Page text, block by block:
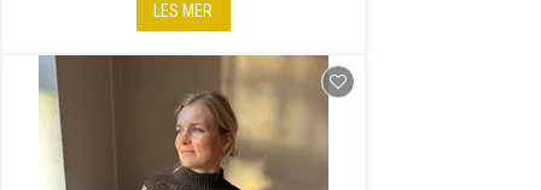
LES MER